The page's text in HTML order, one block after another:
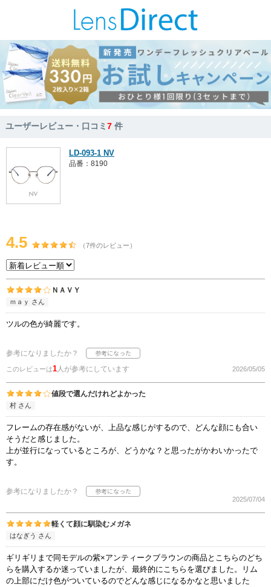
ユーザーレビュー・口コミ7 件
LD-093-1 NV
品番：8190
4.5 （7件のレビュー）
ＮＡＶＹ
ｍａｙ さん
ツルの色が綺麗です。
参考になりましたか？
このレビューは1人が参考にしています 2026/05/05
値段で選んだけれどよかった
村 さん
フレームの存在感がないが、上品な感じがするので、どんな顔にも合い
そうだと感じました。
上が並行になっているところが、どうかな？と思ったがかわいかったで
す。
参考になりましたか？
2025/07/04
軽くて顔に馴染むメガネ
はなぎう さん
ギリギリまで同モデルの紫×アンティークブラウンの商品とこちらのどち
らを購入するか迷っていましたが、最終的にこちらを選びました。リム
の上部にだけ色がついているのでどんな感じになるかなと思いました